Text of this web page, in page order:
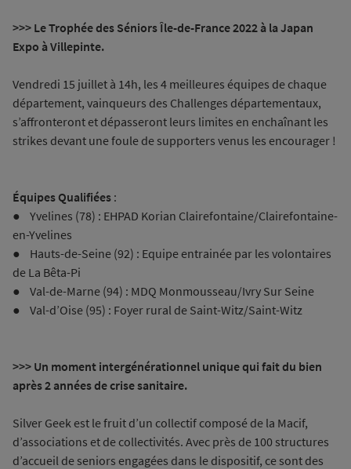
>>> Le Trophée des Séniors Île-de-France 2022 à la Japan
Expo à Villepinte.
Vendredi 15 juillet à 14h, les 4 meilleures équipes de chaque
département, vainqueurs des Challenges départementaux,
s’affronteront et dépasseront leurs limites en enchaînant les
strikes devant une foule de supporters venus les encourager !
Équipes Qualifiées :
● Yvelines (78) : EHPAD Korian Clairefontaine/Clairefontaine-
en-Yvelines
● Hauts-de-Seine (92) : Equipe entrainée par les volontaires
de La Bêta-Pi
● Val-de-Marne (94) : MDQ Monmousseau/Ivry Sur Seine
● Val-d’Oise (95) : Foyer rural de Saint-Witz/Saint-Witz
>>> Un moment intergénérationnel unique qui fait du bien
après 2 années de crise sanitaire.
Silver Geek est le fruit d’un collectif composé de la Macif,
d’associations et de collectivités. Avec près de 100 structures
d’accueil de seniors engagées dans le dispositif, ce sont des